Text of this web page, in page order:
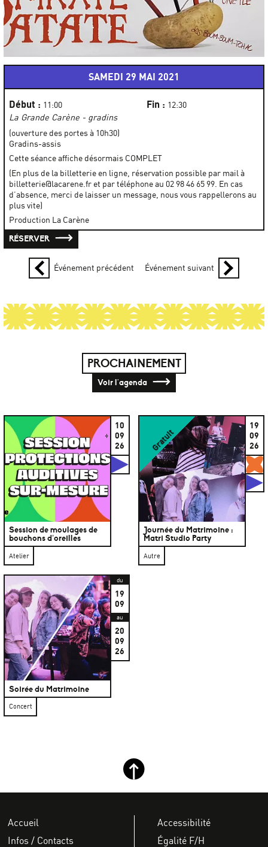
SAMEDI 29 MAI 2021
Début : 11:00 Fin : 12:30
La Grande Carène - gradins
(ouverture des portes à 10h30)
Gradins-assis
Cette séance affiche désormais COMPLET
(En plus de la billetterie en ligne, réservation possible par mail à
billetterie@lacarene.fr et par téléphone au 02 98 46 65 99. En cas
d’absence, merci de laisser un message, nous vous rappellerons au
plus vite)
Production La Carène
RÉSERVER
Événement précédent Événement suivant
PROCHAINEMENT
Voir l'agenda
Session de moulages de
bouchons d’oreilles
10
09
26
Studios
Atelier
Gratuit
Journée du Matrimoine :
Matri Studio Party
19
09
26
Autre
Soirée du Matrimoine
du
19
09
au
20
09
26
Concert
Retour haut de page
Accueil
Infos / Contacts
Accessibilité
Égalité F/H